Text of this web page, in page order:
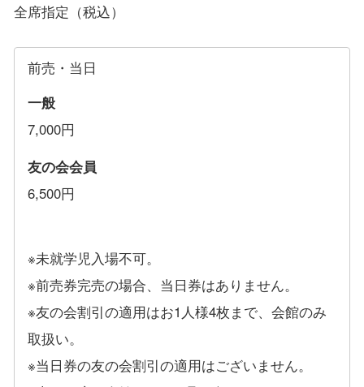
全席指定（税込）
前売・当日
一般
7,000円
友の会会員
6,500円
※未就学児入場不可。
※前売券完売の場合、当日券はありません。
※友の会割引の適用はお1人様4枚まで、会館のみ
取扱い。
※当日券の友の会割引の適用はございません。